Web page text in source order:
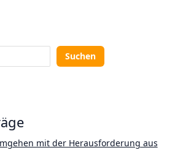
Suchen
mit der Herausforderung aus